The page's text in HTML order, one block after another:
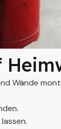
Wände